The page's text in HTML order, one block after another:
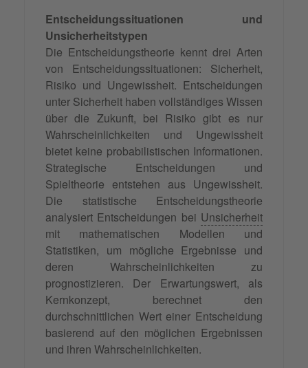
Entscheidungssituationen und
Unsicherheitstypen
Die Entscheidungstheorie kennt drei Arten
von Entscheidungssituationen: Sicherheit,
Risiko und Ungewissheit. Entscheidungen
unter Sicherheit haben vollständiges Wissen
über die Zukunft, bei Risiko gibt es nur
Wahrscheinlichkeiten und Ungewissheit
bietet keine probabilistischen Informationen.
Strategische Entscheidungen und
Spieltheorie entstehen aus Ungewissheit.
Die statistische Entscheidungstheorie
analysiert Entscheidungen bei Unsicherheit
mit mathematischen Modellen und
Statistiken, um mögliche Ergebnisse und
deren Wahrscheinlichkeiten zu
prognostizieren. Der Erwartungswert, als
Kernkonzept, berechnet den
durchschnittlichen Wert einer Entscheidung
basierend auf den möglichen Ergebnissen
und ihren Wahrscheinlichkeiten.